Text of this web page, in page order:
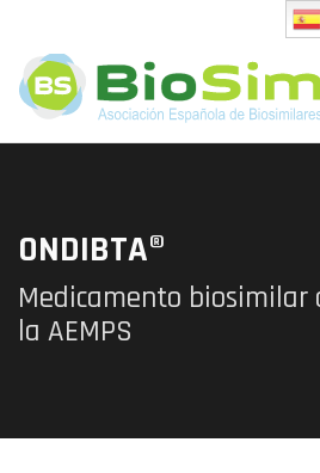
ONDIBTA®
Medicamento
la AEMPS